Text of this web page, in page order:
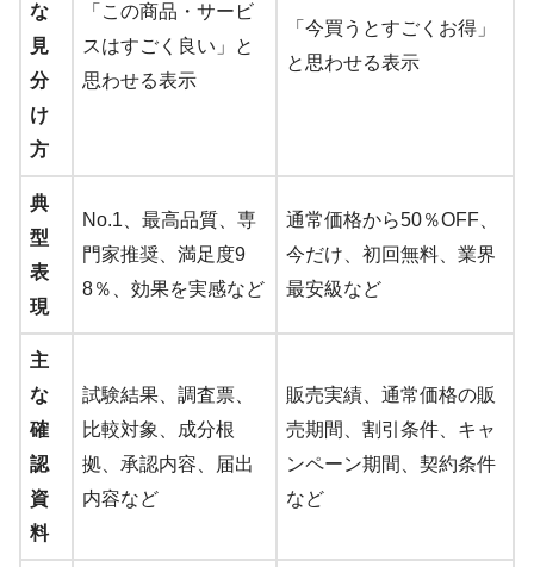
な
見
分
け
方
「この商品・サービ
スはすごく良い」と
思わせる表示
「今買うとすごくお得」
と思わせる表示
典
型
表
現
No.1、最高品質、専
門家推奨、満足度9
8％、効果を実感など
通常価格から50％OFF、
今だけ、初回無料、業界
最安級など
主
な
確
認
資
料
試験結果、調査票、
比較対象、成分根
拠、承認内容、届出
内容など
販売実績、通常価格の販
売期間、割引条件、キャ
ンペーン期間、契約条件
など